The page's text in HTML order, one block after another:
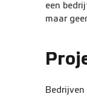
een
maar